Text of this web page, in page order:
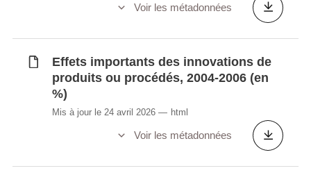
Sources d'information des entreprises
2006 (en %)
Tableau synoptique de l'innovation, 1998-
2000 (en %)
Types d'activités d'innovation, 1998-2000
Voir les métadonnées
Effets importants des innovations de
produits ou procédés, 2004-2006 (en
%)
Mis à jour le 24 avril 2026 html
Voir les métadonnées